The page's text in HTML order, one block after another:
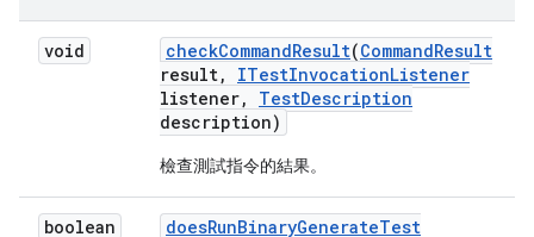
void checkCommandResult(CommandResult
result, ITestInvocationListener
listener, TestDescription
description)
檢查測試指令的結果。
boolean doesRunBinaryGenerateTest